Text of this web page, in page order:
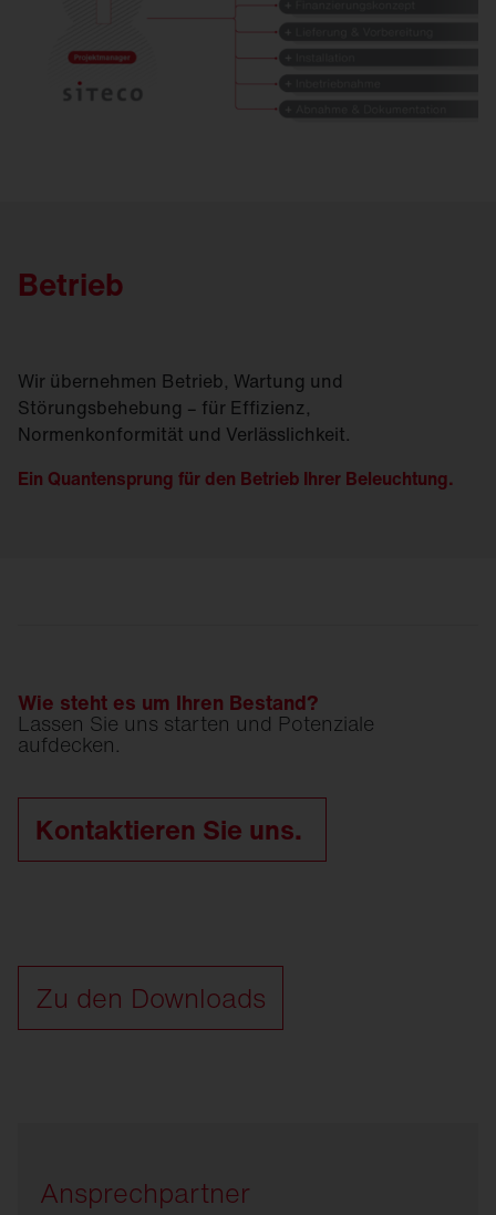
Betrieb
Wir übernehmen Betrieb, Wartung und
Störungsbehebung – für Effizienz,
Normenkonformität und Verlässlichkeit.
Ein Quantensprung für den Betrieb Ihrer Beleuchtung.
Wie steht es um Ihren Bestand?
Lassen Sie uns starten und Potenziale
aufdecken.
Kontaktieren Sie uns.
Zu den Downloads
Ansprechpartner